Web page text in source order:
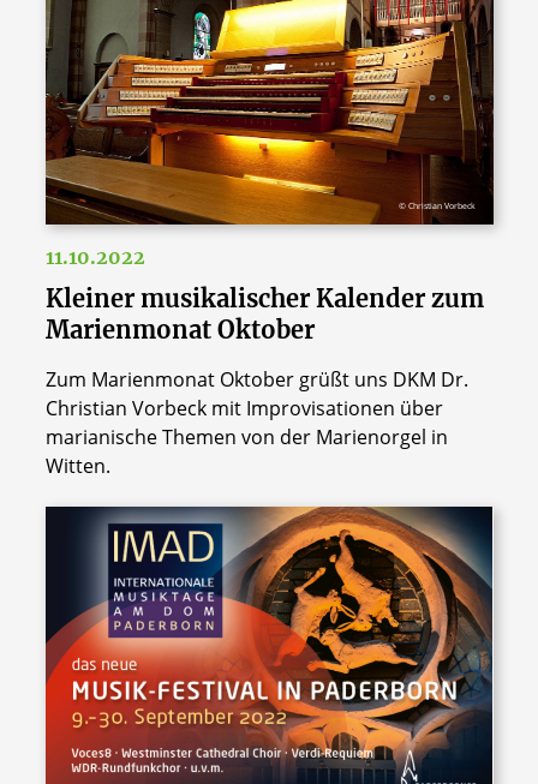
© Christian Vorbeck
11.10.2022
Kleiner musikalischer Kalender zum
Marienmonat Oktober
Zum Marienmonat Oktober grüßt uns DKM Dr.
Christian Vorbeck mit Improvisationen über
marianische Themen von der Marienorgel in
Witten.